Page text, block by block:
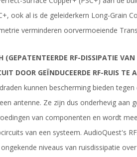
ook al is de geleiderkern Long-Grain
verminderen oorvermoeiende
(GEPATENTEERDE RF-DISSIPATIE
DOOR GEÏNDUCEERDE RF-RUIS TE
kunnen bescherming bieden
antenne. Ze zijn dus onderhevig aan
van componenten en wordt
van een systeem. AudioQuest's
niveaus van ruisdissipatie